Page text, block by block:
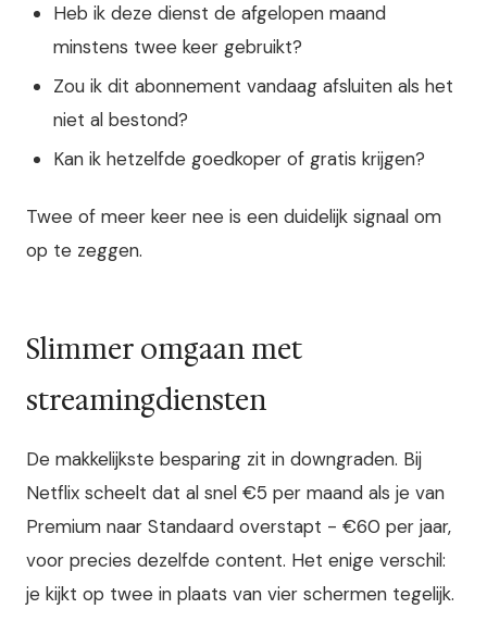
Heb ik deze dienst de afgelopen maand
minstens twee keer gebruikt?
Zou ik dit abonnement vandaag afsluiten als het
niet al bestond?
Kan ik hetzelfde goedkoper of gratis krijgen?
Twee of meer keer nee is een duidelijk signaal om
op te zeggen.
Slimmer omgaan met
streamingdiensten
De makkelijkste besparing zit in downgraden. Bij
Netflix scheelt dat al snel €5 per maand als je van
Premium naar Standaard overstapt - €60 per jaar,
voor precies dezelfde content. Het enige verschil:
je kijkt op twee in plaats van vier schermen tegelijk.